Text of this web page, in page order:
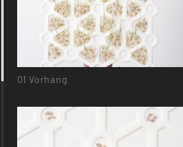
01 Vorhang